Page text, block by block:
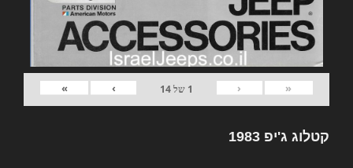
«
‹
1 של14
›
»
קטלוג ג'יפ 1983